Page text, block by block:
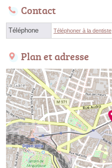
Contact
Téléphone Téléphoner à la dentiste
Plan et adresse